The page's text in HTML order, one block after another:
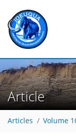
Article
Articles Volume